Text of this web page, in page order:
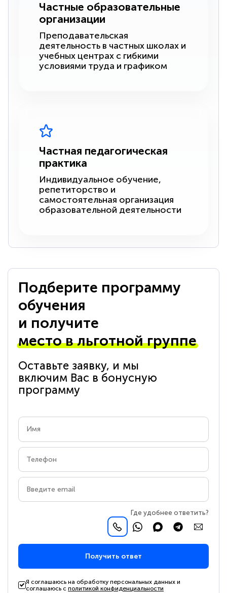
Частные образовательные
организации
Преподавательская
деятельность в частных школах и
учебных центрах с гибкими
условиями труда и графиком
Частная педагогическая
практика
Индивидуальное обучение,
репетиторство и
самостоятельная организация
образовательной деятельности
Подберите программу
обучения
и получите
место в льготной группе
Оставьте заявку, и мы
включим Вас в бонусную
программу
Где удобнее ответить?
Получить ответ
Я соглашаюсь на обработку персональных данных и
соглашаюсь сполитикой конфиденциальности